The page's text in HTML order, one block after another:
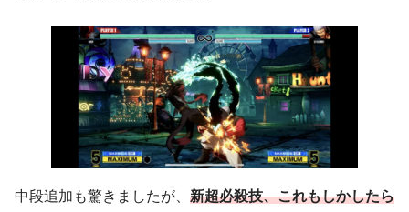
中段追加も驚きましたが、 新超必殺技、これもしかしたら